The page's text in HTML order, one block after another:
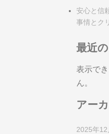
安心と信
事情とク
最近
表示で
ん。
アー
2025年12